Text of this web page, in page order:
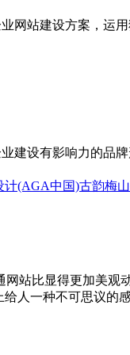
网站建设方案，运
建设有影响力的品
计(AGA中国)古韵梅
站比显得更加美
人一种不可思议的